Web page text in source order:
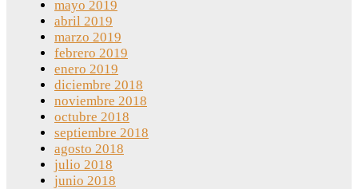
mayo 2019
abril 2019
marzo 2019
febrero 2019
enero 2019
diciembre 2018
noviembre 2018
octubre 2018
septiembre 2018
agosto 2018
julio 2018
junio 2018